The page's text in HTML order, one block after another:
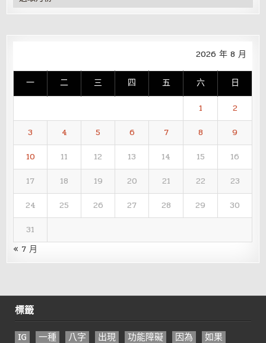
整
2026 年 8 月
一 二 三 四 五 六 日
1
2
3
4 5 6 7 8
9
10
11 12 13 14 15
16
17
18 19 20 21 22
23
24
25 26 27 28 29
30
31
« 7 月
標籤
IG 一種 八字 出現 功能障礙 因為
如果